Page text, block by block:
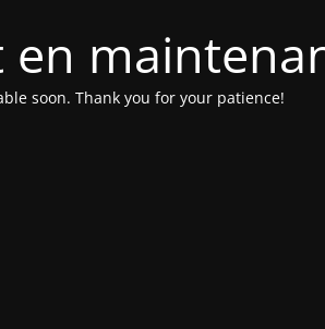
en
soon. Thank you for your patience!